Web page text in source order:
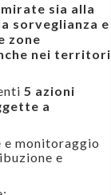
sia alla
sorveglianza e
zone
nei territori
5 azioni
a
e monitoraggio
e